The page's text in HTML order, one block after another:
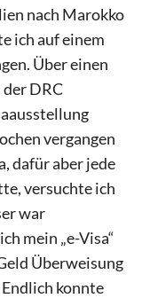
nach Marokko
ich auf einem
Über einen
DRC
vergangen
dafür aber jede
versuchte ich
war
mein „e-Visa“
Überweisung
konnte